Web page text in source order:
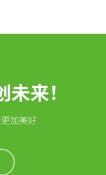
来！
加美好